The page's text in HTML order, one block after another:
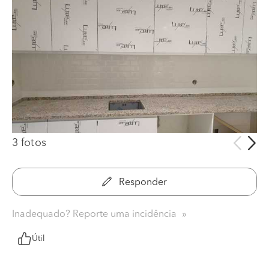
3 fotos
Responder
Inadequado? Reporte uma incidência
Útil